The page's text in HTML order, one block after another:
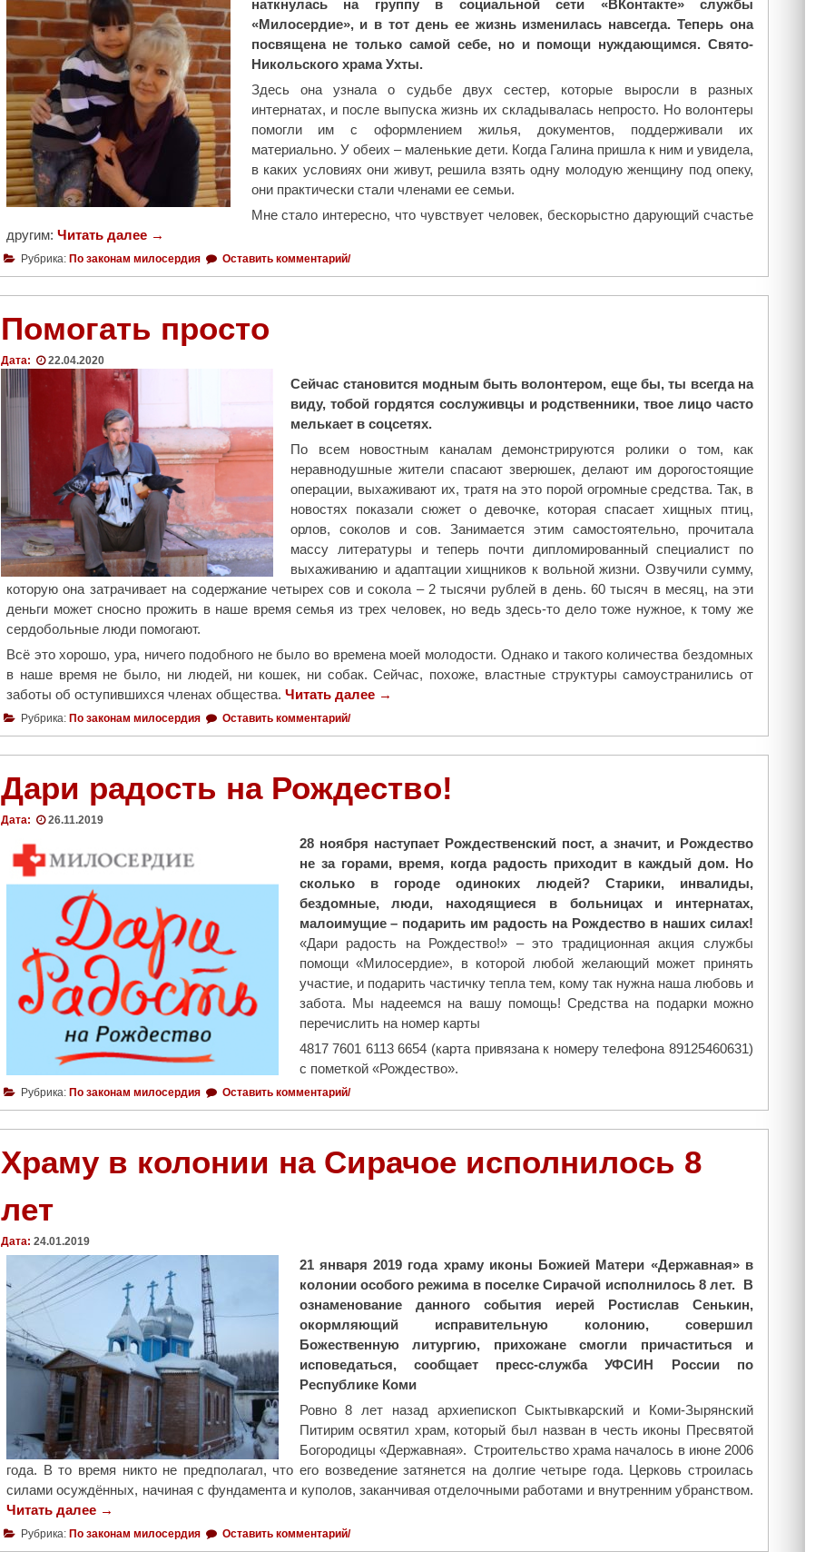
у
т
я
х
н
а
г
ж
д
е
н
е
р
к
в
н
ы
м
о
р
д
е
н
о
м
"
ы
У
х
т
ы
у
д
о
с
т
и
л
и
с
а
р
с
и
х
н
а
г
р
а
д
"
наткнулась на группу в социальной сети «ВКонтакте» службы
«Милосердие», и в тот день ее жизнь изменилась навсегда. Теперь она
посвящена не только самой себе, но и помощи нуждающимся. Свято-
Никольского храма Ухты.
Здесь она узнала о судьбе двух сестер, которые выросли в разных
интернатах, и после выпуска жизнь их складывалась непросто. Но волонтеры
помогли им с оформлением жилья, документов, поддерживали их
материально. У обеих – маленькие дети. Когда Галина пришла к ним и увидела,
в каких условиях они живут, решила взять одну молодую женщину под опеку,
они практически стали членами ее семьи.
Мне стало интересно, что чувствует человек, бескорыстно дарующий счастье
другим: Читать далее "
Н
е
п
и
м
о
ч
й
б
е
д
ы
"
→
Рубрика: По законам милосердия Оставить комментарий/
Помогать просто
Дата: 22.04.2020
Сейчас становится модным быть волонтером, еще бы, ты всегда на
виду, тобой гордятся сослуживцы и родственники, твое лицо часто
мелькает в соцсетях.
По всем новостным каналам демонстрируются ролики о том, как
неравнодушные жители спасают зверюшек, делают им дорогостоящие
операции, выхаживают их, тратя на это порой огромные средства. Так, в
новостях показали сюжет о девочке, которая спасает хищных птиц,
орлов, соколов и сов. Занимается этим самостоятельно, прочитала
массу литературы и теперь почти дипломированный специалист по
выхаживанию и адаптации хищников к вольной жизни. Озвучили сумму,
которую она затрачивает на содержание четырех сов и сокола – 2 тысячи рублей в день. 60 тысяч в месяц, на эти
деньги может сносно прожить в наше время семья из трех человек, но ведь здесь-то дело тоже нужное, к тому же
сердобольные люди помогают.
Всё это хорошо, ура, ничего подобного не было во времена моей молодости. Однако и такого количества бездомных
в наше время не было, ни людей, ни кошек, ни собак. Сейчас, похоже, властные структуры самоустранились от
заботы об оступившихся членах общества. Читать далее "
о
м
г
"
→
Рубрика: По законам милосердия Оставить комментарий/
Дари радость на Рождество!
Дата: 26.11.2019
28 ноября наступает Рождественский пост, а значит, и Рождество
не за горами, время, когда радость приходит в каждый дом. Но
сколько в городе одиноких людей? Старики, инвалиды,
бездомные, люди, находящиеся в больницах и интернатах,
малоимущие – подарить им радость на Рождество в наших силах!
«Дари радость на Рождество!» – это традиционная акция службы
помощи «Милосердие», в которой любой желающий может принять
участие, и подарить частичку тепла тем, кому так нужна наша любовь и
забота. Мы надеемся на вашу помощь! Средства на подарки можно
перечислить на номер карты
4817 7601 6113 6654 (карта привязана к номеру телефона 89125460631)
с пометкой «Рождество».
Рубрика: По законам милосердия Оставить комментарий/
Храму в колонии на Сирачое исполнилось 8
лет
Дата: 24.01.2019
21 января 2019 года храму иконы Божией Матери «Державная» в
колонии особого режима в поселке Сирачой исполнилось 8 лет. В
ознаменование данного события иерей Ростислав Сенькин,
окормляющий исправительную колонию, совершил
Божественную литургию, прихожане смогли причаститься и
исповедаться, сообщает пресс-служба УФСИН России по
Республике Коми
Ровно 8 лет назад архиепископ Сыктывкарский и Коми-Зырянский
Питирим освятил храм, который был назван в честь иконы Пресвятой
Богородицы «Державная». Строительство храма началось в июне 2006
года. В то время никто не предполагал, что его возведение затянется на долгие четыре года. Церковь строилась
силами осуждённых, начиная с фундамента и куполов, заканчивая отделочными работами и внутренним убранством.
Читать далее "
Х
→
Рубрика: По законам милосердия Оставить комментарий/